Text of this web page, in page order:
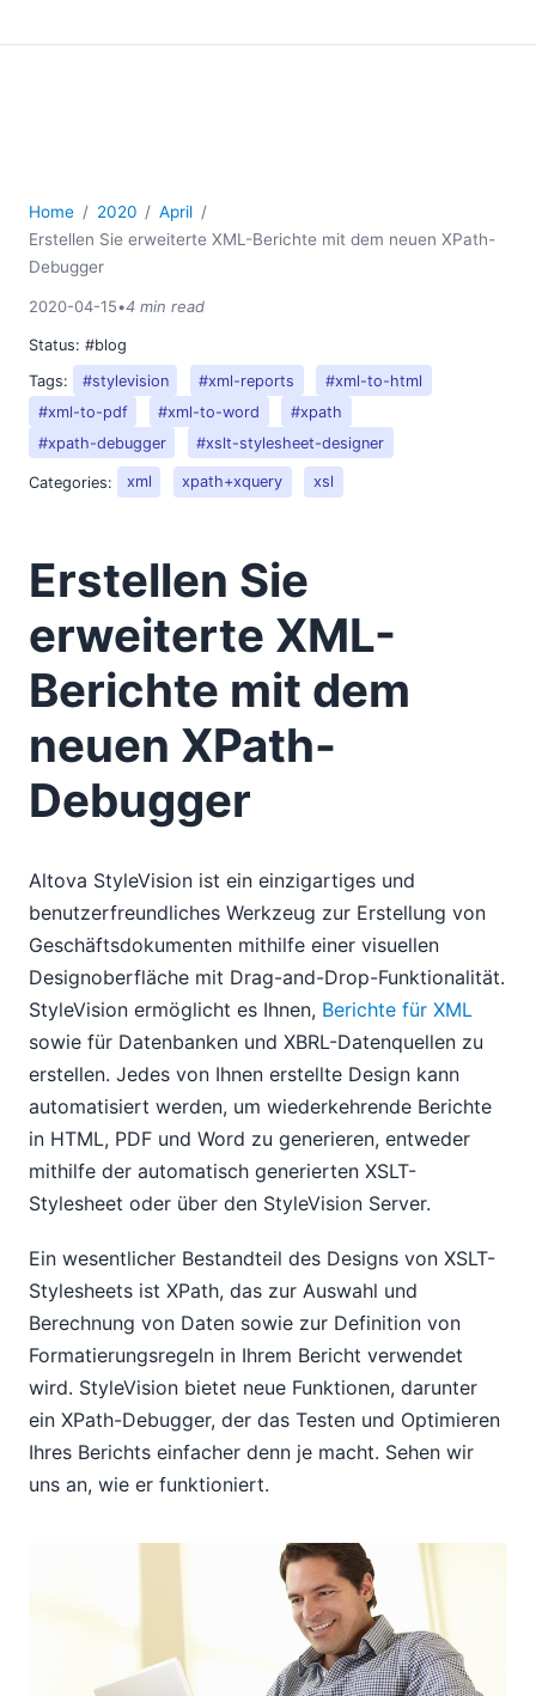
Home 2020
April
Erstellen Sie erweiterte XML-Berichte mit dem neuen XPath-
Debugger
2020-04-15•4 min read
Status: #blog
Tags:
#stylevision #xml-reports
#xml-to-html
#xml-to-pdf
#xml-to-word
#xpath
#xpath-debugger
#xslt-stylesheet-designer
Categories: xml xpath+xquery xsl
Erstellen Sie
erweiterte XML-
Berichte mit dem
neuen XPath-
Debugger
Altova StyleVision ist ein einzigartiges und
benutzerfreundliches Werkzeug zur Erstellung von
Geschäftsdokumenten mithilfe einer visuellen
Designoberfläche mit Drag-and-Drop-Funktionalität.
StyleVision ermöglicht es Ihnen, Berichte für XML
sowie für Datenbanken und XBRL-Datenquellen zu
erstellen. Jedes von Ihnen erstellte Design kann
automatisiert werden, um wiederkehrende Berichte
in HTML, PDF und Word zu generieren, entweder
mithilfe der automatisch generierten XSLT-
Stylesheet oder über den StyleVision Server.
Ein wesentlicher Bestandteil des Designs von XSLT-
Stylesheets ist XPath, das zur Auswahl und
Berechnung von Daten sowie zur Definition von
Formatierungsregeln in Ihrem Bericht verwendet
wird. StyleVision bietet neue Funktionen, darunter
ein XPath-Debugger, der das Testen und Optimieren
Ihres Berichts einfacher denn je macht. Sehen wir
uns an, wie er funktioniert.